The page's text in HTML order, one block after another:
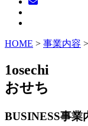
HOME > 事業内容 >
1osechi
おせち
BUSINESS事業